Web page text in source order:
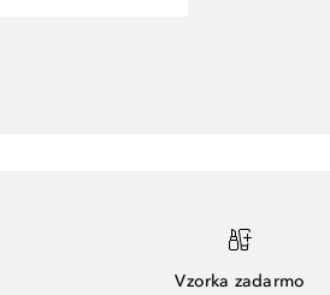
Vzorka zadarmo